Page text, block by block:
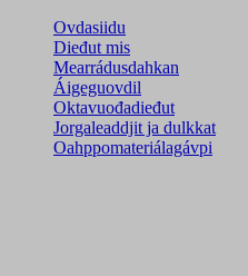
Ovdasiidu
Dieđut mis
Mearrádusdahkan
Áigeguovdil
Oktavuođadieđut
Jorgaleaddjit ja dulkkat
Oahppomateriálagávpi